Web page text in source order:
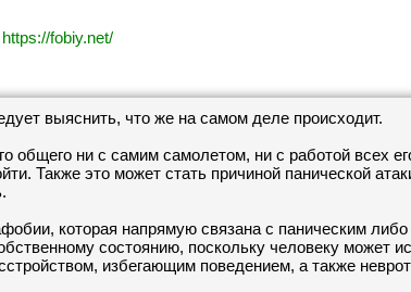
https://fobiy.net/
выяснить, что же на самом деле происходит.
общего ни с самим самолетом, ни с работой всех
Также это может стать причиной панической
которая напрямую связана с паническим
состоянию, поскольку человеку может
избегающим поведением, а также